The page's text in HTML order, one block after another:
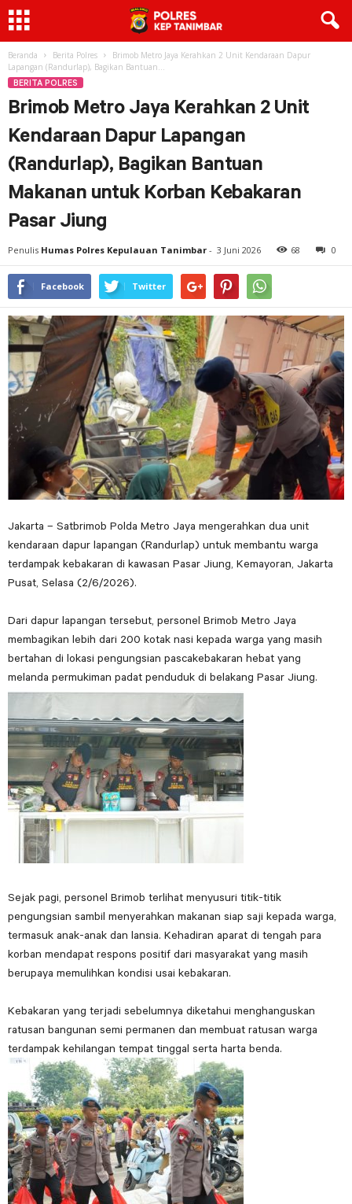
Beranda Berita Polres
Brimob Metro Jaya Kerahkan 2 Unit Kendaraan Dapur
Lapangan (Randurlap), Bagikan Bantuan...
BERITA POLRES
Brimob Metro Jaya Kerahkan 2 Unit
Kendaraan Dapur Lapangan
(Randurlap), Bagikan Bantuan
Makanan untuk Korban Kebakaran
Pasar Jiung
Penulis Humas Polres Kepulauan Tanimbar - 3 Juni 2026 68 0
Facebook Twitter
Jakarta – Satbrimob Polda Metro Jaya mengerahkan dua unit
kendaraan dapur lapangan (Randurlap) untuk membantu warga
terdampak kebakaran di kawasan Pasar Jiung, Kemayoran, Jakarta
Pusat, Selasa (2/6/2026).
Dari dapur lapangan tersebut, personel Brimob Metro Jaya
membagikan lebih dari 200 kotak nasi kepada warga yang masih
bertahan di lokasi pengungsian pascakebakaran hebat yang
melanda permukiman padat penduduk di belakang Pasar Jiung.
Sejak pagi, personel Brimob terlihat menyusuri titik-titik
pengungsian sambil menyerahkan makanan siap saji kepada warga,
termasuk anak-anak dan lansia. Kehadiran aparat di tengah para
korban mendapat respons positif dari masyarakat yang masih
berupaya memulihkan kondisi usai kebakaran.
Kebakaran yang terjadi sebelumnya diketahui menghanguskan
ratusan bangunan semi permanen dan membuat ratusan warga
terdampak kehilangan tempat tinggal serta harta benda.